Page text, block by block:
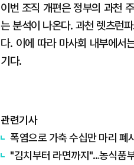
이번 조직 개편은 정부의 과천
는 분석이 나온다. 과천 렛츠런
다. 이에 따라 마사회 내부에서
기다.
관련기사
폭염으로 가축 수십만 마리 폐
"김치부터 라면까지"…농식품